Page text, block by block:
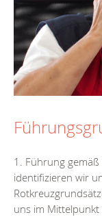
1. Führung
identifizieren wir
uns im